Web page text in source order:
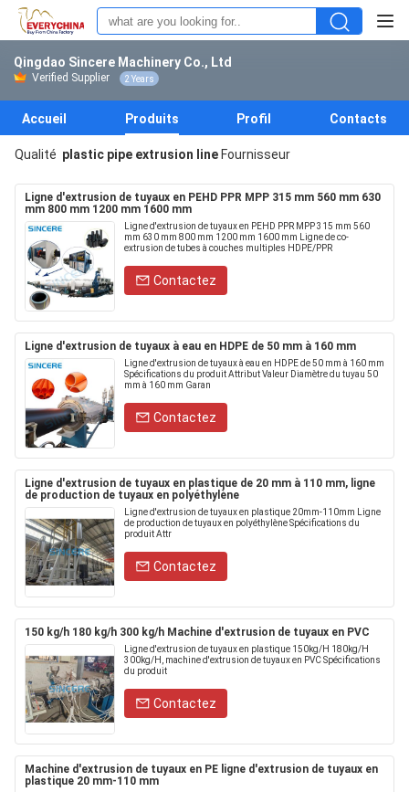
Qingdao Sincere Machinery Co., Ltd
Verified Supplier 2 Years
Accueil Produits Profil Contacts
Qualité plastic pipe extrusion line Fournisseur
Ligne d'extrusion de tuyaux en PEHD PPR MPP 315 mm 560 mm 630
mm 800 mm 1200 mm 1600 mm
Ligne d'extrusion de tuyaux en PEHD PPR MPP 315 mm 560
mm 630 mm 800 mm 1200 mm 1600 mm Ligne de co-
extrusion de tubes à couches multiples HDPE/PPR
Contactez
Ligne d'extrusion de tuyaux à eau en HDPE de 50 mm à 160 mm
Ligne d'extrusion de tuyaux à eau en HDPE de 50 mm à 160 mm
Spécifications du produit Attribut Valeur Diamètre du tuyau 50
mm à 160 mm Garan
Contactez
Ligne d'extrusion de tuyaux en plastique de 20 mm à 110 mm, ligne
de production de tuyaux en polyéthylène
Ligne d'extrusion de tuyaux en plastique 20mm-110mm Ligne
de production de tuyaux en polyéthylène Spécifications du
produit Attr
Contactez
150 kg/h 180 kg/h 300 kg/h Machine d'extrusion de tuyaux en PVC
Ligne d'extrusion de tuyaux en plastique 150kg/H 180kg/H
300kg/H, machine d'extrusion de tuyaux en PVC Spécifications
du produit
Contactez
Machine d'extrusion de tuyaux en PE ligne d'extrusion de tuyaux en
plastique 20 mm-110 mm